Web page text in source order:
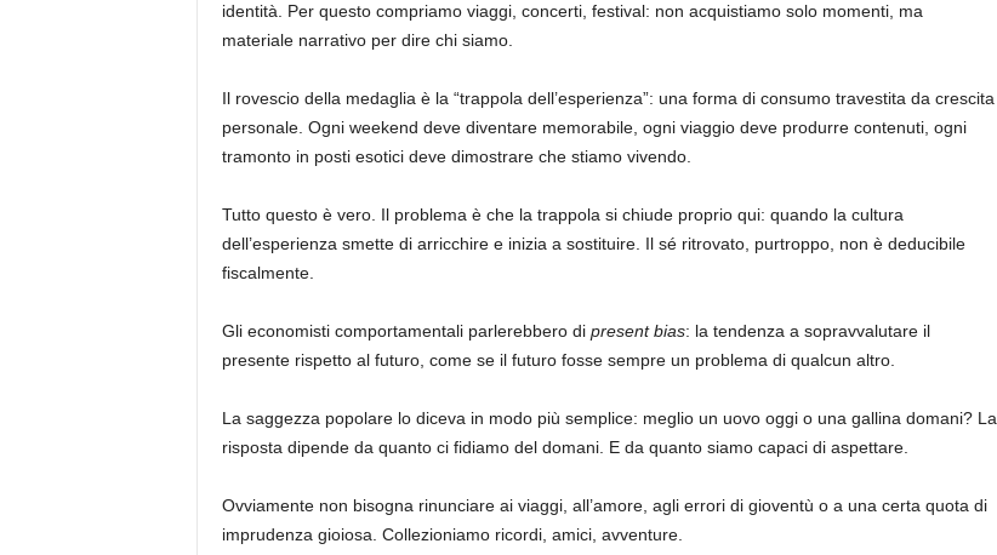
identità. Per questo compriamo viaggi, concerti, festival: non acquistiamo solo momenti, ma
materiale narrativo per dire chi siamo.
Il rovescio della medaglia è la “trappola dell’esperienza”: una forma di consumo travestita da crescita
personale. Ogni weekend deve diventare memorabile, ogni viaggio deve produrre contenuti, ogni
tramonto in posti esotici deve dimostrare che stiamo vivendo.
Tutto questo è vero. Il problema è che la trappola si chiude proprio qui: quando la cultura
dell’esperienza smette di arricchire e inizia a sostituire. Il sé ritrovato, purtroppo, non è deducibile
fiscalmente.
Gli economisti comportamentali parlerebbero di present bias: la tendenza a sopravvalutare il
presente rispetto al futuro, come se il futuro fosse sempre un problema di qualcun altro.
La saggezza popolare lo diceva in modo più semplice: meglio un uovo oggi o una gallina domani? La
risposta dipende da quanto ci fidiamo del domani. E da quanto siamo capaci di aspettare.
Ovviamente non bisogna rinunciare ai viaggi, all’amore, agli errori di gioventù o a una certa quota di
imprudenza gioiosa. Collezioniamo ricordi, amici, avventure.